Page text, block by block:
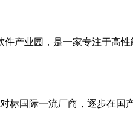
产业园，是一家专注于高
国际一流厂商，逐步在国